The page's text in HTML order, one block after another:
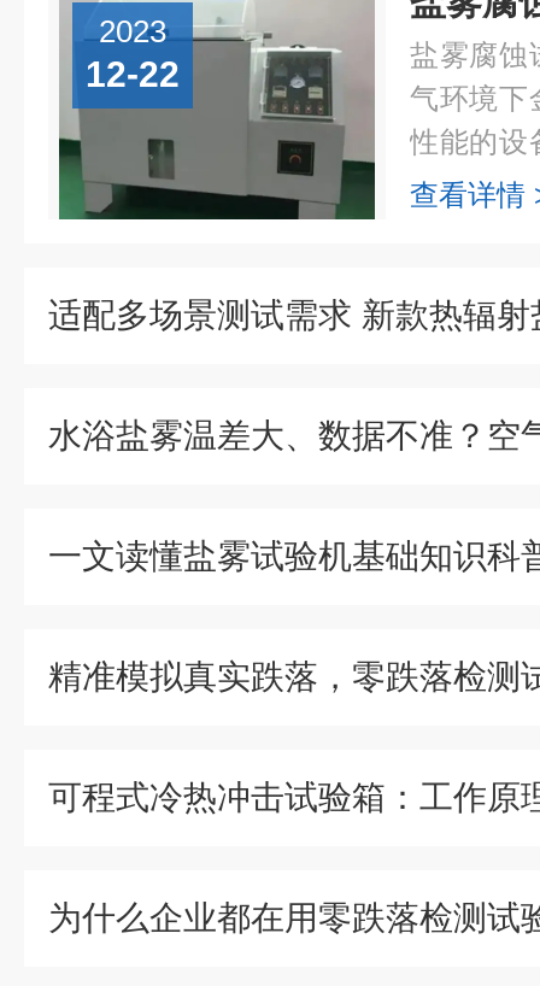
2023
12-22
盐雾腐蚀
气环境下
性能的设
骤能够保
查看详情
一文读懂盐雾试验机基础知识科